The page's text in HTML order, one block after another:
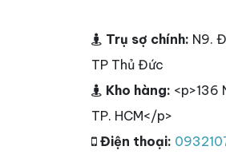
Trụ sợ chính: N9.
TP Thủ Đức
Kho hàng: <p>136
TP. HCM</p>
Điện thoại: